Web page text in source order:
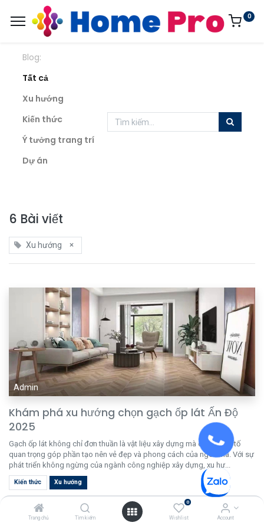
Trang chủ Tìm kiếm
0
Wishlist Account
0
Blog:
Tất cả
Xu hướng
Kiến thức
Ý tưởng trang trí
Dự án
6 Bài viết
Xu hướng ×
Admin
Khám phá xu hướng chọn gạch ốp lát Ấn Độ
2025
Gạch ốp lát không chỉ đơn thuần là vật liệu xây dựng mà còn là yếu tố
quan trọng góp phần tạo nên vẻ đẹp và phong cách của ngôi nhà. Với sự
phát triển không ngừng của ngành công nghiệp xây dựng, xu hư...
Kiến thức Xu hướng
thg 12 13, 2024 Kiến thức